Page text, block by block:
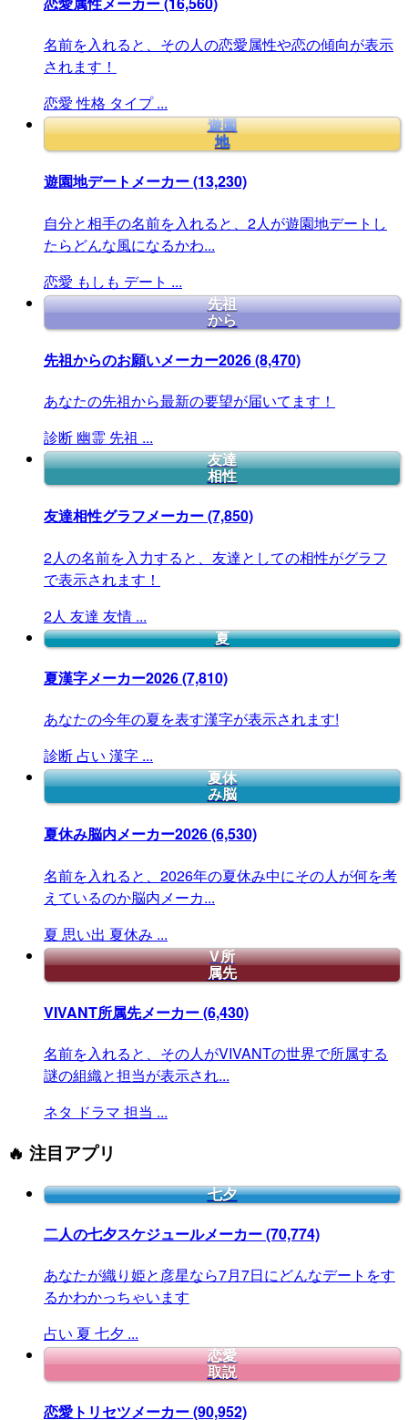
名前を入れると、その人の恋愛属性や恋の傾向が表示
されます！
恋愛 性格 タイプ ...
遊園
地
遊園地デートメーカー(13,230)
自分と相手の名前を入れると、2人が遊園地デートし
たらどんな風になるかわ...
恋愛 もしも デート ...
先祖
から
先祖からのお願いメーカー2026(8,470)
あなたの先祖から最新の要望が届いてます！
診断 幽霊 先祖 ...
友達
相性
友達相性グラフメーカー(7,850)
2人の名前を入力すると、友達としての相性がグラフ
で表示されます！
2人 友達 友情 ...
夏
夏漢字メーカー2026(7,810)
あなたの今年の夏を表す漢字が表示されます!
診断 占い 漢字 ...
夏休
み脳
夏休み脳内メーカー2026(6,530)
名前を入れると、2026年の夏休み中にその人が何を考
えているのか脳内メーカ...
夏 思い出 夏休み ...
V所
属先
VIVANT所属先メーカー(6,430)
名前を入れると、その人がVIVANTの世界で所属する
謎の組織と担当が表示され...
ネタ ドラマ 担当 ...
🔥 注目アプリ
七夕
二人の七夕スケジュールメーカー(70,774)
あなたが織り姫と彦星なら7月7日にどんなデートをす
るかわかっちゃいます
占い 夏 七夕 ...
恋愛
取説
恋愛トリセツメーカー(90,952)